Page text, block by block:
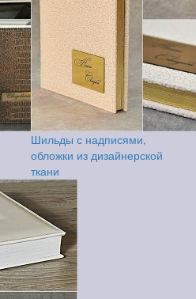
Шильды с надписями,
обложки из дизайнерской
ткани